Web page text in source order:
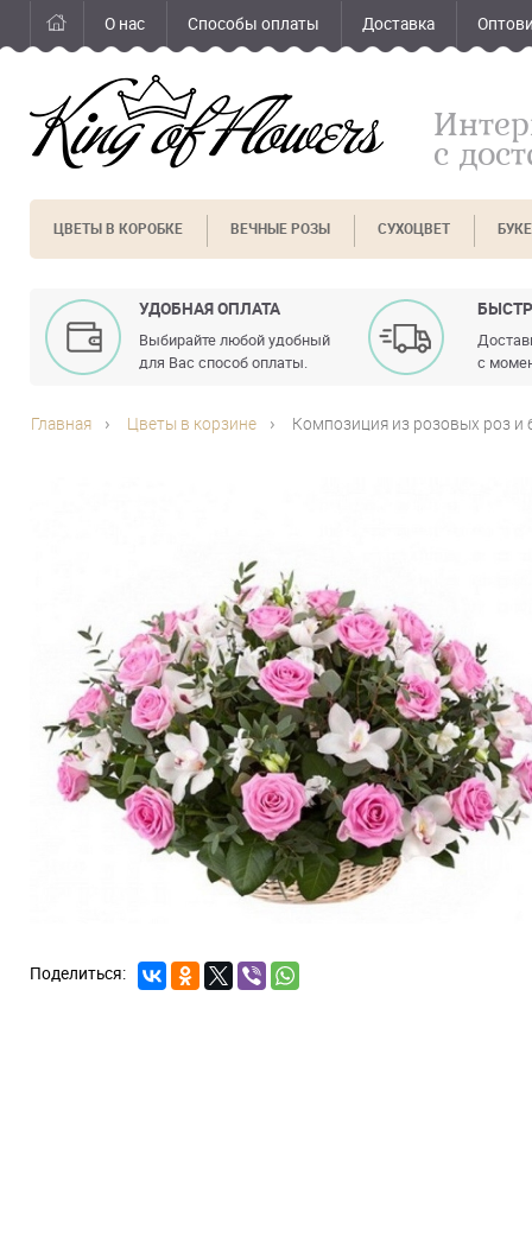
О нас Способы оплаты Доставка
с
ЦВЕТЫ В КОРОБКЕ ВЕЧНЫЕ РОЗЫ СУХОЦВЕТ
УДОБНАЯ ОПЛАТА
Выбирайте любой удобный
для Вас способ оплаты.
с
Главная Цветы в корзине Композиция из розовых роз и